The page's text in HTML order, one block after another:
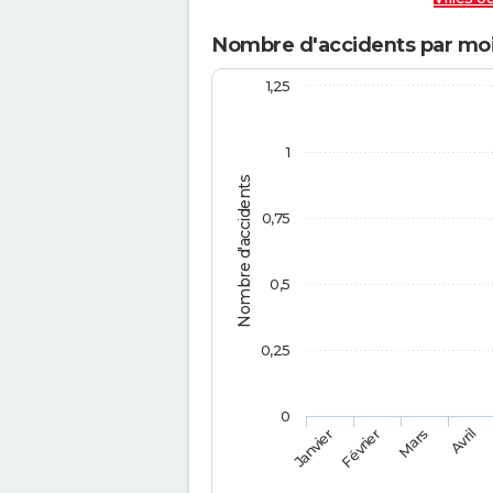
Nombre d'accidents par
Nombre d'accidents
JanvierFévrier Mars Avril
0
1
0,25
0,5
0,75
1,25